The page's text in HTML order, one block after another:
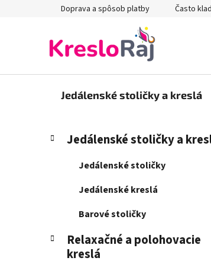
Doprava a spôsob platby Často
Jedálenské stoličky a kreslá
B
n
Preskočiť
kategórie
K
a
e
Jedálenské stoličky a
Jedálenské stoličky
Jedálenské kreslá
Barové stoličky
Relaxačné a polohovacie
kreslá